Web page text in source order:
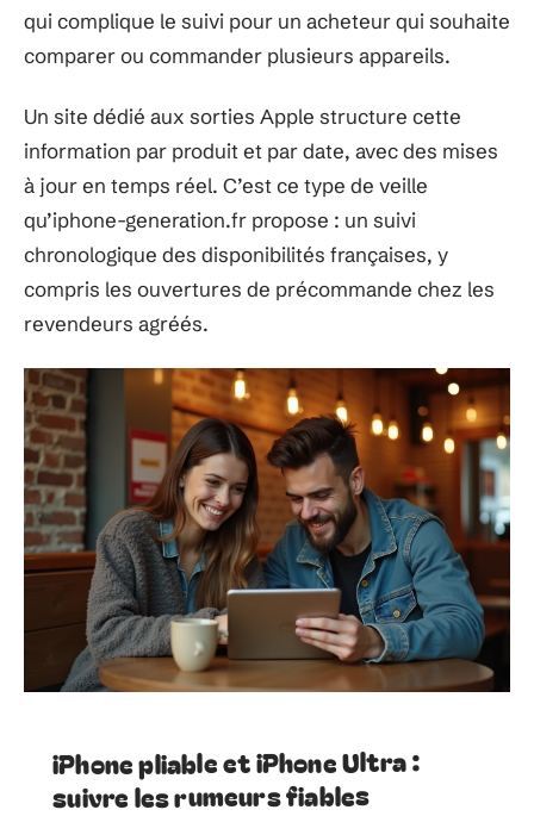
qui complique le suivi pour un acheteur qui souhaite
comparer ou commander plusieurs appareils.
Un site dédié aux sorties Apple structure cette
information par produit et par date, avec des mises
à jour en temps réel. C’est ce type de veille
qu’iphone-generation.fr propose : un suivi
chronologique des disponibilités françaises, y
compris les ouvertures de précommande chez les
revendeurs agréés.
iPhone pliable et iPhone Ultra :
suivre les rumeurs fiables